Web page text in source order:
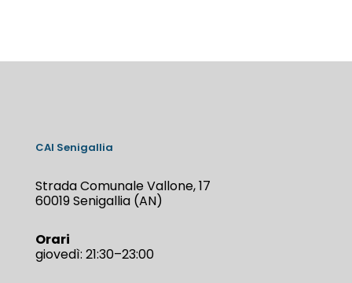
CAI Senigallia
Strada Comunale Vallone, 17
60019 Senigallia (AN)
Orari
giovedì: 21:30–23:00